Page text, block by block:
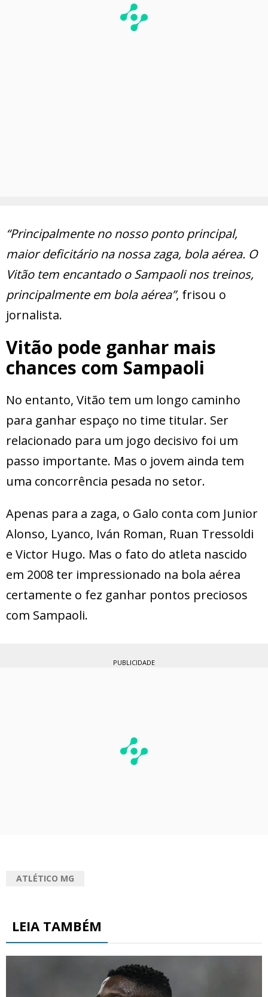
“Principalmente no nosso ponto principal,
maior deficitário na nossa zaga, bola aérea. O
Vitão tem encantado o Sampaoli nos treinos,
principalmente em bola aérea”, frisou o
jornalista.
Vitão pode ganhar mais
chances com Sampaoli
No entanto, Vitão tem um longo caminho
para ganhar espaço no time titular. Ser
relacionado para um jogo decisivo foi um
passo importante. Mas o jovem ainda tem
uma concorrência pesada no setor.
Apenas para a zaga, o Galo conta com Junior
Alonso, Lyanco, Iván Roman, Ruan Tressoldi
e Victor Hugo. Mas o fato do atleta nascido
em 2008 ter impressionado na bola aérea
certamente o fez ganhar pontos preciosos
com Sampaoli.
PUBLICIDADE
ATLÉTICO MG
LEIA TAMBÉM